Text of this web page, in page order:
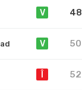
V 48
V 50
52